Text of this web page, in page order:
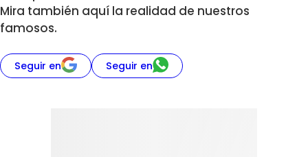
Mira también aquí la realidad de nuestros
famosos.
Seguir en Seguir en